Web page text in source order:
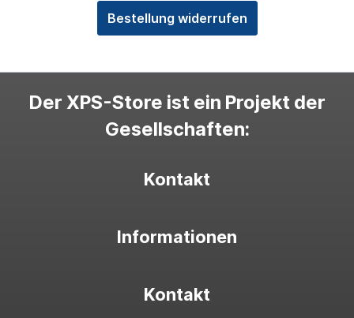
Bestellung widerrufen
Der XPS-Store ist ein Projekt der
Gesellschaften:
Kontakt
Informationen
Kontakt